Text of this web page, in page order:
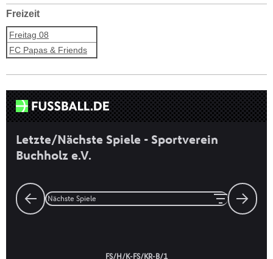
Freizeit
Freitag 08
FC Papas & Friends